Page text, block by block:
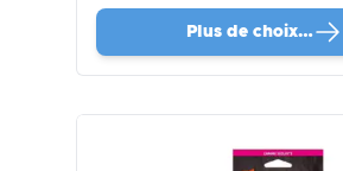
Plus de choix…